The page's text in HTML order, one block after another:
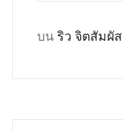
บนริว จิตสัมผั